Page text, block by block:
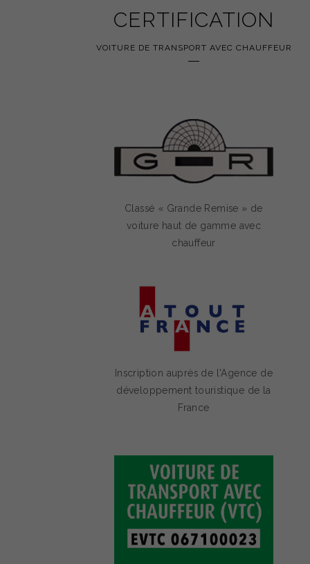
CERTIFICATION
VOITURE DE TRANSPORT AVEC CHAUFFEUR
Classé « Grande Remise » de
voiture haut de gamme avec
chauffeur
Inscription auprès de l'Agence de
développement touristique de la
France